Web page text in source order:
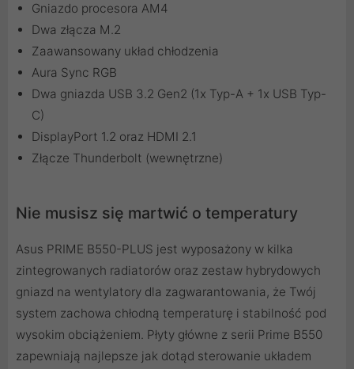
Gniazdo procesora AM4
Dwa złącza M.2
Zaawansowany układ chłodzenia
Aura Sync RGB
Dwa gniazda USB 3.2 Gen2 (1x Typ-A + 1x USB Typ-
C)
DisplayPort 1.2 oraz HDMI 2.1
Złącze Thunderbolt (wewnętrzne)
Nie musisz się martwić o temperatury
Asus PRIME B550-PLUS jest wyposażony w kilka
zintegrowanych radiatorów oraz zestaw hybrydowych
gniazd na wentylatory dla zagwarantowania, że Twój
system zachowa chłodną temperaturę i stabilność pod
wysokim obciążeniem. Płyty główne z serii Prime B550
zapewniają najlepsze jak dotąd sterowanie układem